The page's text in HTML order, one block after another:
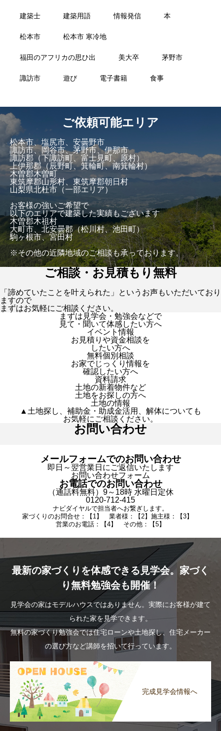
建築士 建築用語 情報発信 本
松本市 松本市 寒冷地
福田のアフリカの思ひ出 美大卒 茅野市
諏訪市 遊び 電子書籍 食事
ご依頼可能エリア
松本市、塩尻市、安曇野市
諏訪市、岡谷市、茅野市、伊那市
諏訪郡（下諏訪町、富士見町、原村）
上伊那郡（辰野町、箕輪町、南箕輪村）
木曽郡木曽町
東筑摩郡山形村、東筑摩郡朝日村
山梨県北杜市（一部エリア）
お客様の強いご希望で
以下のエリアで建築した実績もございます
木曽郡木祖村
大町市、北安曇郡（松川村、池田町）
駒ヶ根市、宮田村
※その他の近隣地域のご相談も承っております。
ご相談・お見積もり無料
「諦めていたことを叶えられた」というお声もいただいており
ますので
まずはお気軽にご相談ください。
まずは見学会・勉強会などで
見て・聞いて体感したい方へ
イベント情報
お見積りや資金相談を
したい方へ
無料個別相談
お家でじっくり情報を
確認したい方へ
資料請求
土地の新着物件など
土地をお探しの方へ
土地の情報
▲土地探し、補助金・助成金活用、解体についても
お気軽にご相談ください。
お問い合わせ
メールフォームでのお問い合わせ
即日～翌営業日にご返信いたします
お問い合わせフォーム
お電話でのお問い合わせ
（通話料無料）9～18時 水曜日定休
0120-712-415
ナビダイヤルで担当者へお繋ぎします。
家づくりのお問合せ：【1】 業者様：【2】施主様：【3】
営業のお電話：【4】 その他：【5】
最新の家づくりを体感できる見学会。家づく
り無料勉強会も開催！
見学会の家はモデルハウスではありません。実際にお客様が建て
られた家を見学できます。
無料の家づくり勉強会では住宅ローンや土地探し、住宅メーカー
の選び方など講師を招いて行っています。
完成見学会情報へ